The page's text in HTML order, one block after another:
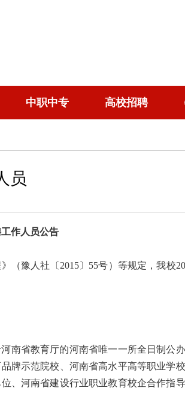
中职中专 高校招聘
员
作人员公告
（豫人社〔2015〕55号）等规定，我校
南省教育厅的河南省唯一一所全日制公
牌示范院校、河南省高水平高等职业学
、河南省建设行业职业教育校企合作指